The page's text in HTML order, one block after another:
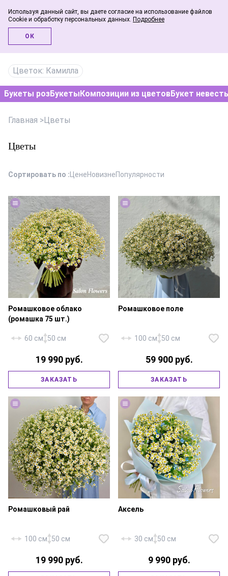
Цветок: Камилла
Букеты розБукетыКомпозиции из цветовБукет
Главная >Цветы
Цветы
Сортировать по : ЦенеНовизнеПопулярности
Ромашка (Камила, Танацетум)
Ромашковое облако
(ромашка 75 шт.)
60 см 50 см
19 990 руб.
ЗАКАЗАТЬ
Ромашка (Камилла, Танацетум)
— 251 шт., фирменная упаковка,
Ромашковое поле
100 см 50 см
59 900 руб.
ЗАКАЗАТЬ
Ромашковый рай
100 см 50 см
19 990 руб.
Аксель
30 см 50 см
9 990 руб.
Используя данный сайт, вы даете согласие на использование файлов
Cookie и обработку персональных данных. Подробнее
ОК